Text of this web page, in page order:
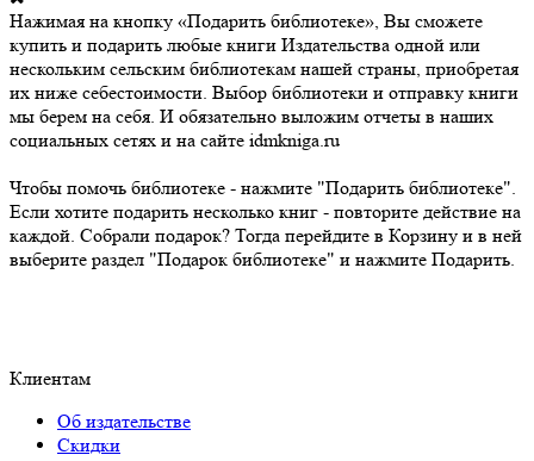
Нажимая на кнопку «Подарить библиотеке», Вы сможете
купить и подарить любые книги Издательства одной или
нескольким сельским библиотекам нашей страны, приобретая
их ниже себестоимости. Выбор библиотеки и отправку книги
мы берем на себя. И обязательно выложим отчеты в наших
социальных сетях и на сайте idmkniga.ru
Чтобы помочь библиотеке - нажмите "Подарить библиотеке".
Если хотите подарить несколько книг - повторите действие на
каждой. Собрали подарок? Тогда перейдите в Корзину и в ней
выберите раздел "Подарок библиотеке" и нажмите Подарить.
Клиентам
Об издательстве
Скидки